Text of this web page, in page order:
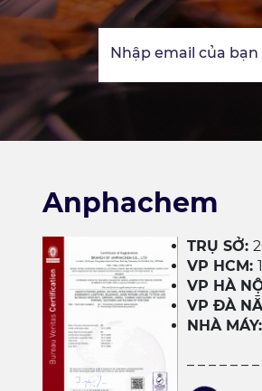
Nhập email của bạn
Anphachem
TRỤ SỞ:
VP HCM:
VP HÀ
VP ĐÀ
NHÀ MÁY: